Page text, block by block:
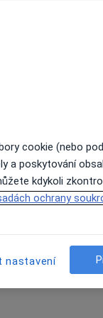
Ne
9 Srpen
Po
10
není k
cookie (nebo
a poskytování
kdykoli
ochrany
nastavení